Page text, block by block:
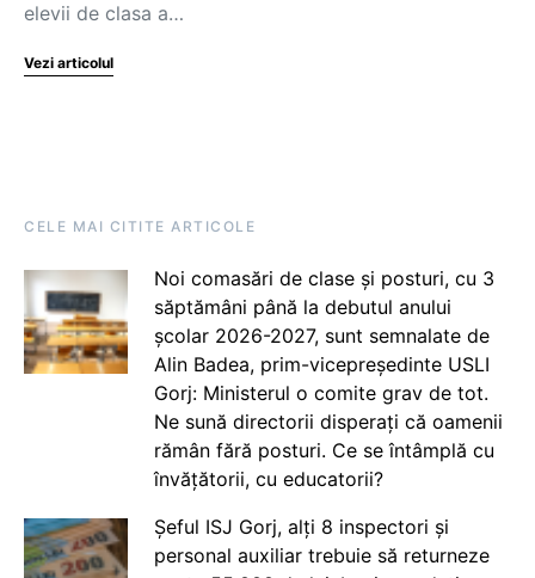
elevii de clasa a…
Vezi articolul
CELE MAI CITITE ARTICOLE
Noi comasări de clase și posturi, cu 3
săptămâni până la debutul anului
școlar 2026-2027, sunt semnalate de
Alin Badea, prim-vicepreședinte USLI
Gorj: Ministerul o comite grav de tot.
Ne sună directorii disperați că oamenii
rămân fără posturi. Ce se întâmplă cu
învățătorii, cu educatorii?
Șeful ISJ Gorj, alți 8 inspectori și
personal auxiliar trebuie să returneze